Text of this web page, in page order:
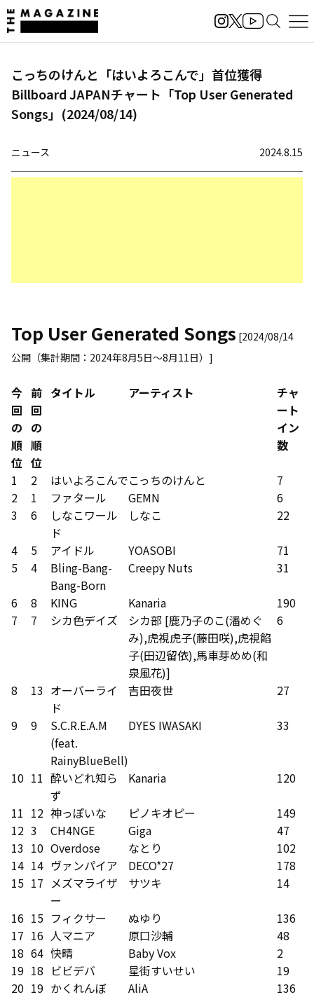
こっちのけんと「はいよろこんで」首位獲得
Billboard JAPANチャート「Top User Generated
Songs」(2024/08/14)
ニュース 2024.8.15
Top User Generated Songs [2024/08/14
公開（集計期間：2024年8月5日～8月11日）]
今
回
の
順
位
前
回
の
順
位
タイトル アーティスト
チャ
ート
イン
数
1 2 はいよろこんでこっちのけんと
7
2
1 ファタール GEMN
6
3
6
しなこワール
ド
しなこ 22
4 5 アイドル YOASOBI
71
5
4
Bling-Bang-
Bang-Born
Creepy Nuts 31
6 8 KING Kanaria
190
7
7 シカ色デイズ
シカ部 [鹿乃子のこ(潘めぐ
み),虎視虎子(藤田咲),虎視餡
子(田辺留依),馬車芽めめ(和
泉風花)]
6
8 13 オーバーライ
ド
吉田夜世 27
9 9
S.C.R.E.A.M
(feat.
RainyBlueBell)
DYES IWASAKI 33
10 11 酔いどれ知ら
ず
Kanaria 120
11 12 神っぽいな ピノキオピー
149
12 3 CH4NGE Giga
47
13 10 Overdose なとり
102
14 14 ヴァンパイア DECO*27
178
15 17 メズマライザ
ー
サツキ 14
16 15 フィクサー ぬゆり
136
17 16 人マニア 原口沙輔
48
18 64 快晴 Baby Vox
2
19 18 ビビデバ 星街すいせい
19
20 19 かくれんぼ AliA 136